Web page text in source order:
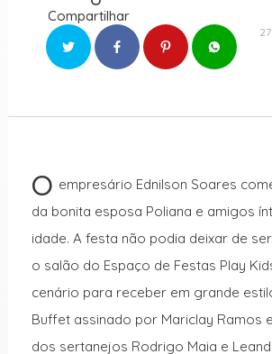
Compartilhar
O empresário Ednilson Soares
da bonita esposa Poliana e amigos
idade. A festa não podia deixar de
o salão do Espaço de Festas Play
cenário para receber em grande
Buffet assinado por Mariclay Ramos
dos sertanejos Rodrigo Maia e